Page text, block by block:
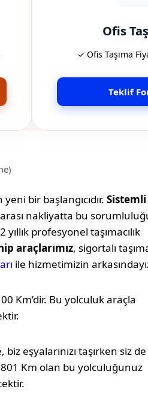
Ofis
✓ Ofis Taşıma
Teklif
bir başlangıcıdır. Sistemli
nakliyatta bu
profesyonel taşımacılık
araçlarımız, sigortalı
ile hizmetimizin
Km’dir. Bu yolculuk araçla
eşyalarınızı taşırken siz de
801 Km olan bu yolculuğunuz